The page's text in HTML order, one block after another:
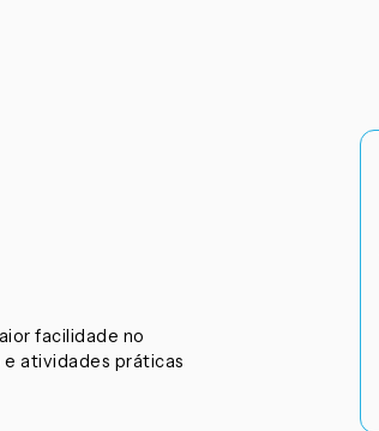
facilidade no
atividades práticas